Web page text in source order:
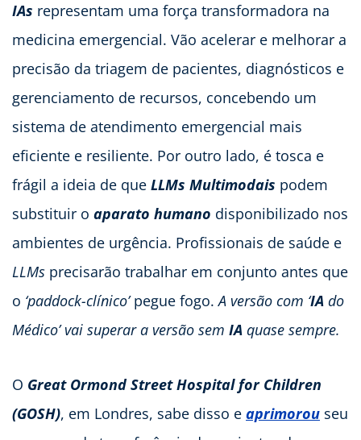
IAs representam uma força transformadora na
medicina emergencial. Vão acelerar e melhorar a
precisão da triagem de pacientes, diagnósticos e
gerenciamento de recursos, concebendo um
sistema de atendimento emergencial mais
eficiente e resiliente. Por outro lado, é tosca e
frágil a ideia de que LLMs Multimodais podem
substituir o aparato humano disponibilizado nos
ambientes de urgência. Profissionais de saúde e
LLMs precisarão trabalhar em conjunto antes que
o ‘paddock-clínico’pegue fogo.A versão com ‘IA do
Médico’ vai superar a versão sem IA quase sempre.
O Great Ormond Street Hospital for Children
(GOSH), em Londres, sabe disso e aprimorou seu